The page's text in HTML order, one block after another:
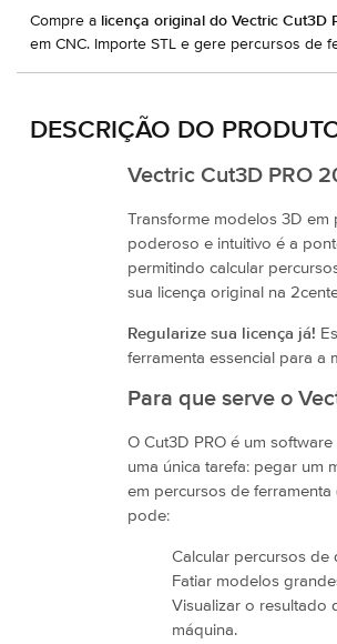
Compre a licença original do Vectric Cut3D
em CNC. Importe STL e gere percursos de
DESCRIÇÃO DO
Vectric Cut3D PRO
Transforme modelos 3D em
poderoso e intuitivo é a
permitindo calcular
sua licença original na
Regularize sua licença já!
ferramenta essencial para a
Para que serve o
O Cut3D PRO é um
uma única tarefa: pegar um
em percursos de
pode:
Calcular percursos de
Fatiar modelos
Visualizar o resultado
máquina.